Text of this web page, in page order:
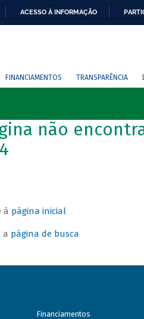
ACESSO À INFORMAÇÃO
FINANCIAMENTOS TRANSPARÊNCIA
não
à página inicial
a página de busca
Financiamentos